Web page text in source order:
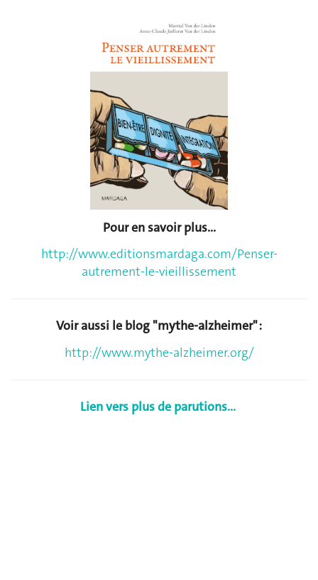
Pour en savoir plus...
http://www.editionsmardaga.com/Penser-
autrement-le-vieillissement
Voir aussi le blog "mythe-alzheimer" :
http://www.mythe-alzheimer.org/
Lien vers plus de parutions...